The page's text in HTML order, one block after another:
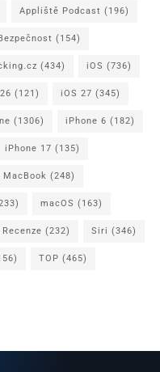
Appliště Podcast (196)
(154)
(434) iOS (736)
(121) iOS 27 (345)
(1306) iPhone 6 (182)
iPhone 17 (135)
MacBook (248)
macOS (163)
Recenze (232) Siri (346)
TOP (465)